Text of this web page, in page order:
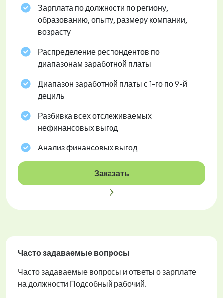
Зарплата по должности по региону,
образованию, опыту, размеру компании,
возрасту
Распределение респондентов по
диапазонам заработной платы
Диапазон заработной платы с 1-го по 9-й
дециль
Разбивка всех отслеживаемых
нефинансовых выгод
Анализ финансовых выгод
Заказать
Часто задаваемые вопросы
Часто задаваемые вопросы и ответы о зарплате
на должности Подсобный рабочий.